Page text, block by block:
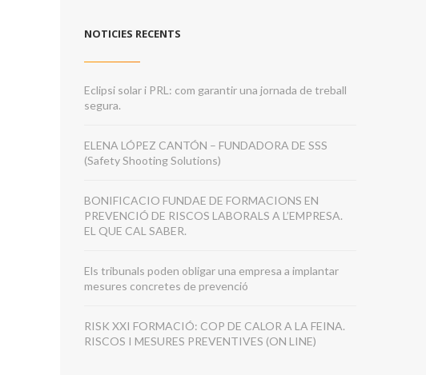
NOTICIES RECENTS
Eclipsi solar i PRL: com garantir una jornada de treball
segura.
ELENA LÓPEZ CANTÓN – FUNDADORA DE SSS
(Safety Shooting Solutions)
BONIFICACIO FUNDAE DE FORMACIONS EN
PREVENCIÓ DE RISCOS LABORALS A L’EMPRESA.
EL QUE CAL SABER.
Els tribunals poden obligar una empresa a implantar
mesures concretes de prevenció
RISK XXI FORMACIÓ: COP DE CALOR A LA FEINA.
RISCOS I MESURES PREVENTIVES (ON LINE)